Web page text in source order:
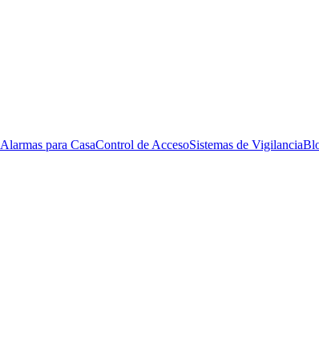
Alarmas para CasaControl de AccesoSistemas de Vigilancia